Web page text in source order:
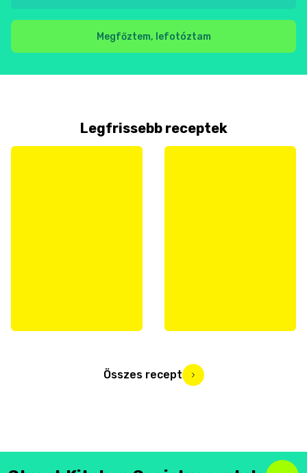
Megfőztem, lefotóztam
Legfrissebb receptek
Összes recept